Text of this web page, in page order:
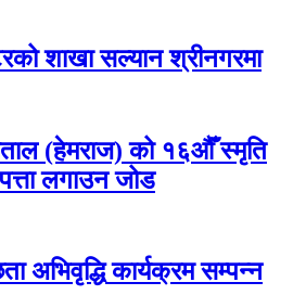
शाखा सल्यान श्रीनगरमा
(हेमराज) को १६औँ स्मृति
लगाउन जोड
अभिवृद्धि कार्यक्रम सम्पन्न